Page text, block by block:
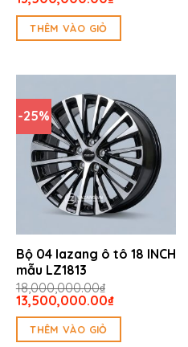
gốc
18,000,000.00₫.là:
THÊM VÀO GIỎ
-25%
Bộ 04 lazang ô tô 18 INCH
mẫu LZ1813
18,000,000.00₫
Giá
gốc
18,000,000.00₫.
13,500,000.00₫Giá
là:
THÊM VÀO GIỎ